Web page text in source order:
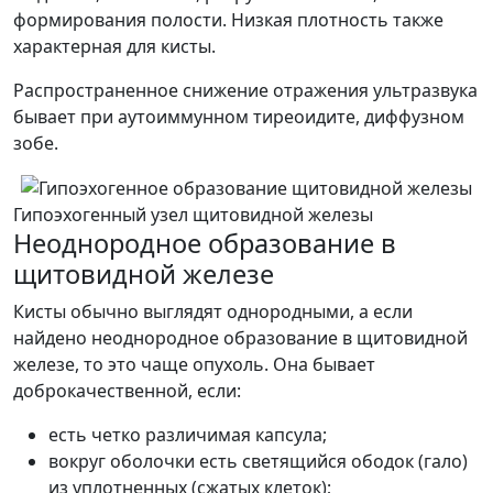
формирования полости. Низкая плотность также
характерная для кисты.
Распространенное снижение отражения ультразвука
бывает при аутоиммунном тиреоидите, диффузном
зобе.
Гипоэхогенный узел щитовидной железы
Неоднородное образование в
щитовидной железе
Кисты обычно выглядят однородными, а если
найдено неоднородное образование в щитовидной
железе, то это чаще опухоль. Она бывает
доброкачественной, если:
есть четко различимая капсула;
вокруг оболочки есть светящийся ободок (гало)
из уплотненных (сжатых клеток);